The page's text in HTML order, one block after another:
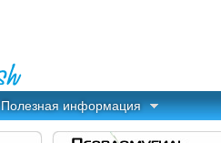
Полезная информация